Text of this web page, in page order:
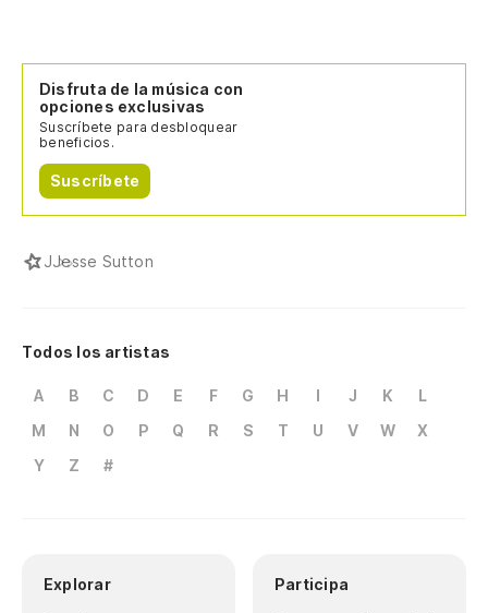
Disfruta de la música con
opciones exclusivas
Suscríbete para desbloquear
beneficios.
Suscríbete
JJesse Sutton
Todos los artistas
A B C D E F G H I J K
L
M
N O P Q R S T U V W
X
Y
Z #
Explorar Participa